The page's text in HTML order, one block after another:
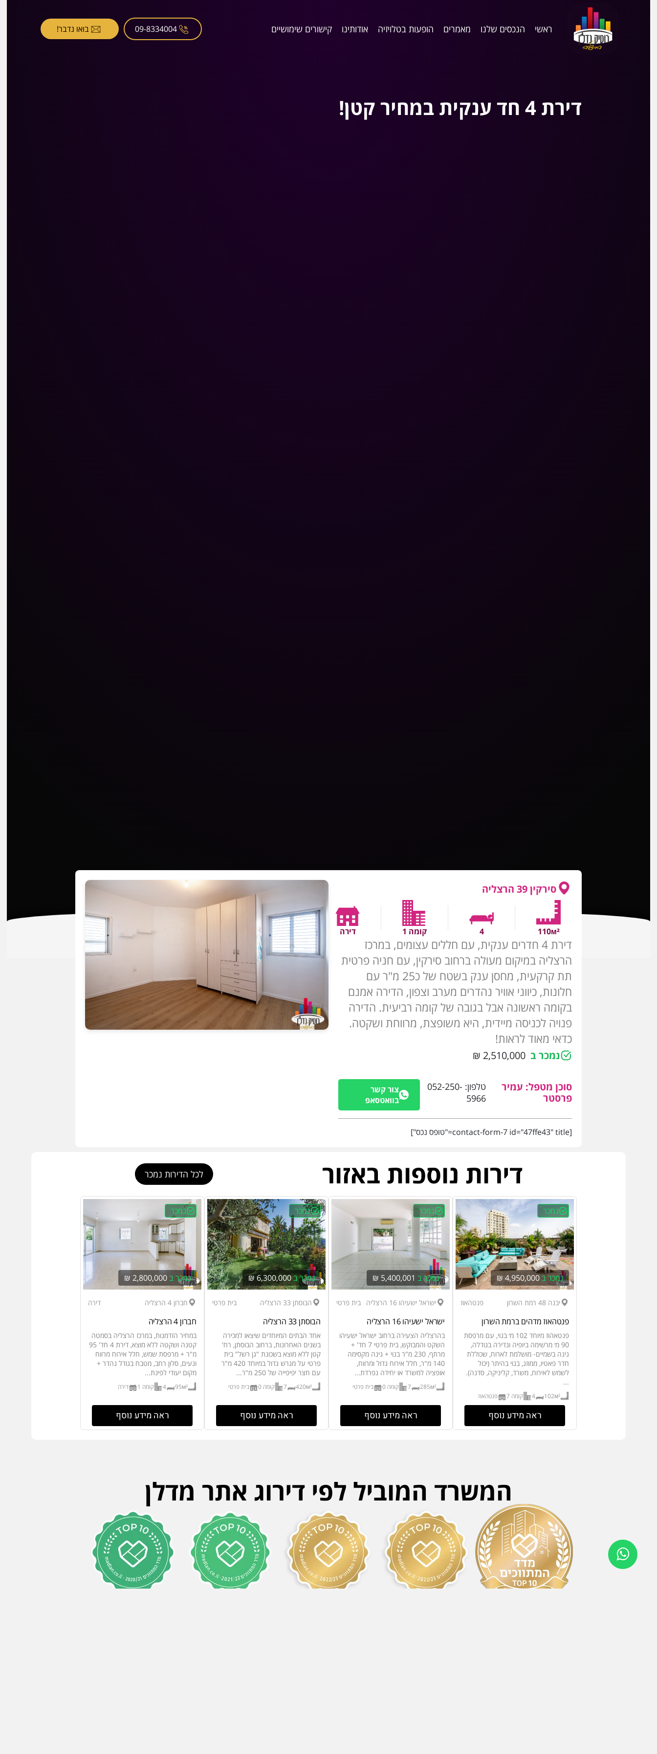
ראשי הנכסים שלנו מאמרים הופעות בטלויזיה אודותינו קישורים שימושיים 09-8334004 בואו נדבר!
דירת 4 חד ענקית במחיר קטן!
סירקין 39 הרצליה
110м²
4 קומה 1 דירה
דירת 4 חדרים ענקית, עם חללים עצומים, במרכז
הרצליה במיקום מעולה ברחוב סירקין, עם חניה פרטית
תת קרקעית, מחסן ענק בשטח של כ25 מ"ר עם
חלונות, כיווני אוויר נהדרים מערב וצפון, הדירה אמנם
בקומה ראשונה אבל בגובה של קומה רביעית. הדירה
פנויה לכניסה מיידית, היא משופצת, מרווחת ושקטה.
כדאי מאוד לראות!
נמכר ב 2,510,000 ₪
סוכן מטפל: עמיר
פרסטר
טלפון: 052-250-
5966
צור קשר
בוואטסאפ
[contact-form-7 id="47ffe43" title="טופס נכס"]
דירות נוספות באזור לכל הדירות נמכר
נמכר
נמכר ב4,950,000 ₪
יבנה 48 רמת השרון פנטהאוז
פנטהאוז מדהים ברמת השרון
פנטאהוז מיוחד 102 מ׳ בנוי, עם מרפסת
90 מ׳ מרשימה ביופיה ונדירה בגודלה,
גינה בשמיים- מושלמת לארוח, שכוללת
חדר פאטיו, ממוזג, בנוי בהיתר (יכול
לשמש לאירוח, משרד, קליניקה, סדנה).
...
102м²
4 קומה 7 פנטהאוז
ראה מידע נוסף
נמכר
נמכר ב
ישראל ישעיהו 16 הרצליה בית פרטי
ישראל ישעיהו 16 הרצליה
בהרצליה הצעירה ברחוב ישראל ישעיהו
השקט והמבוקש, בית פרטי 7 חד' +
מרתף, 230 מ"ר בנוי + גינה מקסימה
140 מ"ר, חלל אירוח גדול ומרווח,
אופציה למשרד או יחידה נפרדת...
285м²
7 קומה 0 בית פרטי
ראה מידע נוסף
נמכר
נמכר ב6,300,000 ₪
הבוסתן 33 הרצליה בית פרטי
הבוסתן 33 הרצליה
אחד הבתים המיוחדים שיצאו למכירה
בשנים האחרונות, ברחוב הבוסתן, רח'
קטן ללא מוצא בשכונת "גן רשל" בית
פרטי על מגרש גדול במיוחד 420 מ"ר
עם חצר יפיפייה של 250 מ"ר...
420м²
7 קומה 0 בית פרטי
ראה מידע נוסף
נמכר
נמכר ב2,800,000 ₪
חברון 4 הרצליה דירה
חברון 4 הרצליה
במחיר הזדמנות, במרכז הרצליה בסמטה
קטנה ושקטה ללא מוצא, דירת 4 חד' 95
מ"ר + מרפסת שמש, חלל אירוח מרווח
ונעים, סלון רחב, מטבח בגודל נהדר +
מקום יעודי לפינת...
95м²
4 קומה 1 דירה
ראה מידע נוסף
המשרד המוביל לפי דירוג אתר מדלן